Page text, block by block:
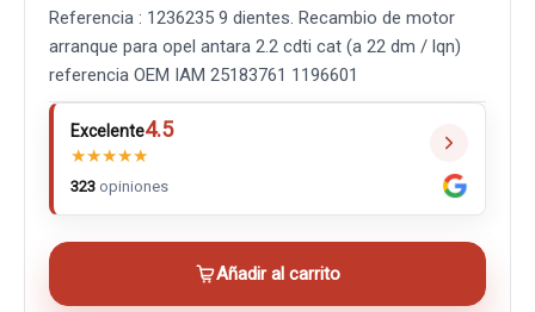
Referencia : 1236235 9 dientes. Recambio de motor
arranque para opel antara 2.2 cdti cat (a 22 dm / lqn)
referencia OEM IAM 25183761 1196601
Excelente4.5
★★★★★
323 opiniones
Añadir al carrito